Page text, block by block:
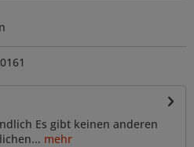
Es gibt keinen anderen
mehr